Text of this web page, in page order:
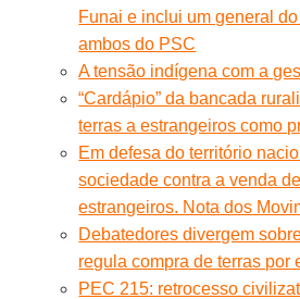
Funai e inclui um general
ambos do PSC
A tensão indígena com a
“Cardápio” da bancada
terras a estrangeiros como
Em defesa do território
sociedade contra a venda
estrangeiros. Nota dos
Debatedores divergem
regula compra de terras por
PEC 215: retrocesso